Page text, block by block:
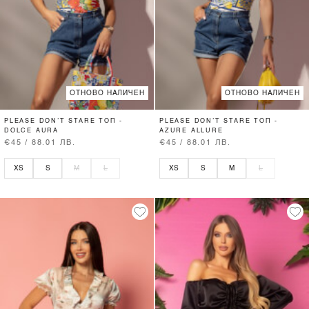
ОТНОВО НАЛИЧЕН
PLEASE DON’T STARE ТОП -
DOLCE AURA
€45 / 88.01 ЛВ.
XS S M L
ОТНОВО НАЛИЧЕН
PLEASE DON’T STARE ТОП -
AZURE ALLURE
€45 / 88.01 ЛВ.
XS S M L